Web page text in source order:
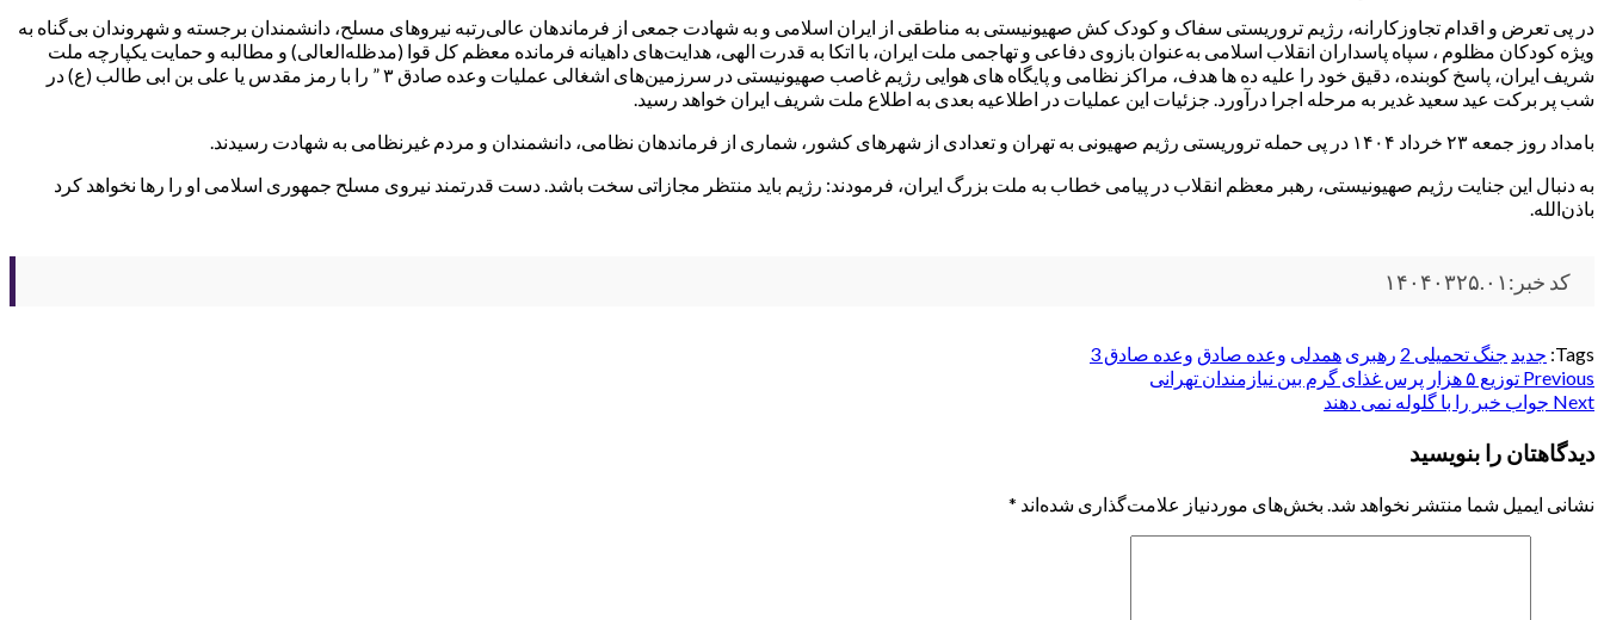
در پی تعرض و اقدام تجاوزکارانه، رژیم تروریستی سفاک و کودک کش صهیونیستی به مناطقی از ایران اسلامی و به شهادت جمعی از فرماندهان عالی‌رتبه نیروهای مسلح، دانشمندان برجسته و شهروندان بی‌گناه به
ویژه کودکان مظلوم ، سپاه پاسداران انقلاب اسلامی به‌عنوان بازوی دفاعی و تهاجمی ملت ایران، با اتکا به قدرت الهی، هدایت‌های داهیانه فرمانده معظم کل قوا (مدظله‌العالی) و مطالبه و حمایت یکپارچه ملت
شریف ایران، پاسخ کوبنده، دقیق خود را علیه ده ها هدف، مراکز نظامی و پایگاه های هوایی رژیم غاصب صهیونیستی در سرزمین‌های اشغالی عملیات وعده صادق ۳ ” را با رمز مقدس یا علی بن ابی طالب (ع) در
شب پر برکت عید سعید غدیر به مرحله اجرا درآورد. جزئیات این عملیات در اطلاعیه بعدی به اطلاع ملت شریف ایران خواهد رسید.
بامداد روز جمعه ۲۳ خرداد ۱۴۰۴ در پی حمله تروریستی رژیم صهیونی به تهران و تعدادی از شهرهای کشور، شماری از فرماندهان نظامی، دانشمندان و مردم غیرنظامی به شهادت رسیدند.
به دنبال این جنایت رژیم صهیونیستی، رهبر معظم انقلاب در پیامی خطاب به ملت بزرگ ایران، فرمودند: رژیم باید منتظر مجازاتی سخت باشد. دست قدرتمند نیروی مسلح جمهوری اسلامی او را رها نخواهد کرد
باذن‌الله.
کد خبر:۱۴۰۴۰۳۲۵.۰۱
Tags: جدید جنگ تحمیلی 2 رهبری همدلی وعده صادق وعده صادق 3
Post
navigation
Previous توزیع ۵ هزار پرس غذای گرم بین نیازمندان تهرانی
Next جواب خبر را با گلوله نمی دهند
دیدگاهتان را بنویسید
نشانی ایمیل شما منتشر نخواهد شد. بخش‌های موردنیاز علامت‌گذاری شده‌اند *